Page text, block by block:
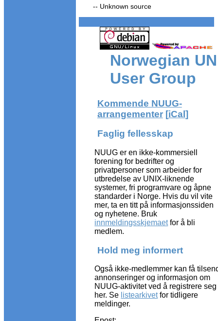
-- Unknown source
Norwegian
User Group
Kommende NUUG-
arrangementer[iCal]
Faglig fellesskap
NUUG er en ikke-kommersiell
forening for bedrifter og
privatpersoner som arbeider for
utbredelse av UNIX-liknende
systemer, fri programvare og åpne
standarder i Norge. Hvis du vil vite
mer, ta en titt på informasjonssiden
og nyhetene. Bruk
innmeldingsskjemaetfor å bli
medlem.
Hold meg informert
Også ikke-medlemmer kan få
annonseringer og informasjon om
NUUG-aktivitet ved å registrere seg
her. Se listearkivetfor tidligere
meldinger.